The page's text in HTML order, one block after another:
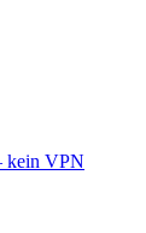
kein VPN